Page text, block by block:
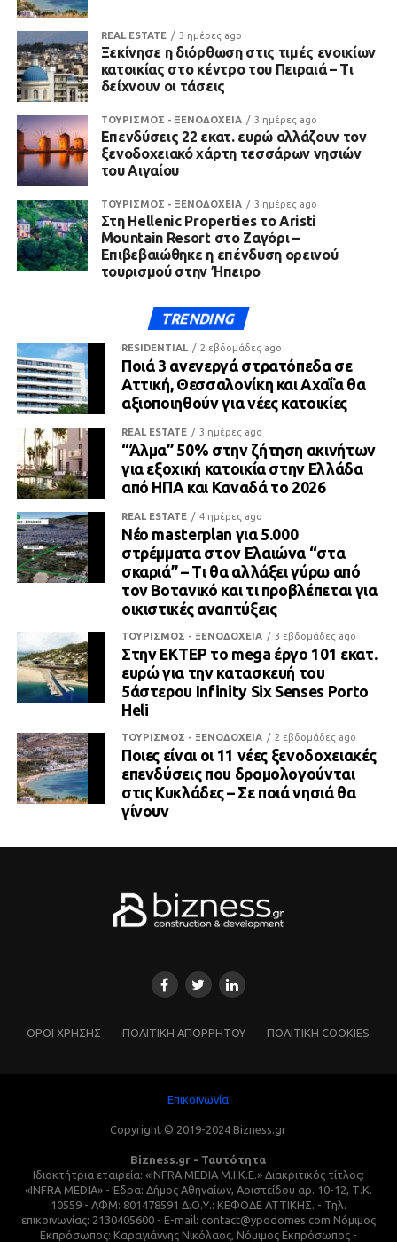
REAL ESTATE 3 ημέρες ago
Ξεκίνησε η διόρθωση στις τιμές ενοικίων
κατοικίας στο κέντρο του Πειραιά – Τι
δείχνουν οι τάσεις
ΤΟΥΡΙΣΜΟΣ - ΞΕΝΟΔΟΧΕΙΑ 3 ημέρες ago
Επενδύσεις 22 εκατ. ευρώ αλλάζουν τον
ξενοδοχειακό χάρτη τεσσάρων νησιών
του Αιγαίου
ΤΟΥΡΙΣΜΟΣ - ΞΕΝΟΔΟΧΕΙΑ 3 ημέρες ago
Στη Hellenic Properties το Aristi
Mountain Resort στο Ζαγόρι –
Επιβεβαιώθηκε η επένδυση ορεινού
τουρισμού στην Ήπειρο
TRENDING
RESIDENTIAL 2 εβδομάδες ago
Ποιά 3 ανενεργά στρατόπεδα σε
Αττική, Θεσσαλονίκη και Αχαΐα θα
αξιοποιηθούν για νέες κατοικίες
REAL ESTATE 3 ημέρες ago
“Άλμα” 50% στην ζήτηση ακινήτων
για εξοχική κατοικία στην Ελλάδα
από ΗΠΑ και Καναδά το 2026
REAL ESTATE 4 ημέρες ago
Νέο masterplan για 5.000
στρέμματα στον Ελαιώνα “στα
σκαριά” – Τι θα αλλάξει γύρω από
τον Βοτανικό και τι προβλέπεται για
οικιστικές αναπτύξεις
ΤΟΥΡΙΣΜΟΣ - ΞΕΝΟΔΟΧΕΙΑ 3 εβδομάδες ago
Στην ΕΚΤΕΡ το mega έργο 101 εκατ.
ευρώ για την κατασκευή του
5άστερου Infinity Six Senses Porto
Heli
ΤΟΥΡΙΣΜΟΣ - ΞΕΝΟΔΟΧΕΙΑ 2 εβδομάδες ago
Ποιες είναι οι 11 νέες ξενοδοχειακές
επενδύσεις που δρομολογούνται
στις Κυκλάδες – Σε ποιά νησιά θα
γίνουν
ΌΡΟΙ ΧΡΗΣΗΣ ΠΟΛΙΤΙΚΗ ΑΠΟΡΡΗΤΟΥ ΠΟΛΙΤΙΚΗ COOKIES
Επικοινωνία
Copyright © 2019-2024 Bizness.gr
Bizness.gr - Ταυτότητα
Ιδιοκτήτρια εταιρεία: «INFRA MEDIA M.I.K.E.» Διακριτικός τίτλος:
«INFRA MEDIA» - Έδρα: Δήμος Αθηναίων, Αριστείδου αρ. 10-12, Τ.Κ.
10559 - ΑΦΜ: 801478591 Δ.Ο.Υ.: ΚΕΦΟΔΕ ΑΤΤΙΚΗΣ. - Τηλ.
επικοινωνίας: 2130405600 - E-mail: contact@ypodomes.com Νόμιμος
Εκπρόσωπος: Καραγιάννης Νικόλαος, Νόμιμος Εκπρόσωπος -